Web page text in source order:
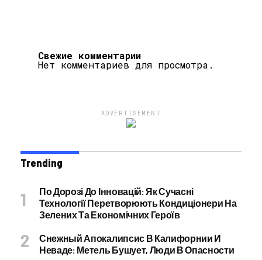
Свежие комментарии
Нет комментариев для просмотра.
ADVERTISEMENT
Trending
По Дорозі До Інновацій: Як Сучасні
Технології Перетворюють Кондиціонери На
Зелених Та Економічних Героїв
Снежный Апокалипсис В Калифорнии И
Неваде: Метель Бушует, Люди В Опасности